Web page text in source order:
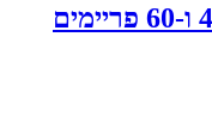
PS5: כך נראה Godfall ב-4K ו-60 פריימים